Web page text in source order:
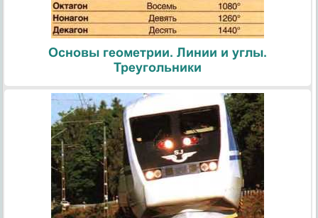
Основы геометрии. Линии и углы.
Треугольники